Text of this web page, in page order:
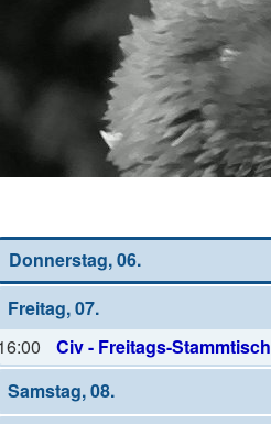
Donnerstag, 06.
Freitag, 07.
Civ - Freitags-Stammtisch
Samstag, 08.